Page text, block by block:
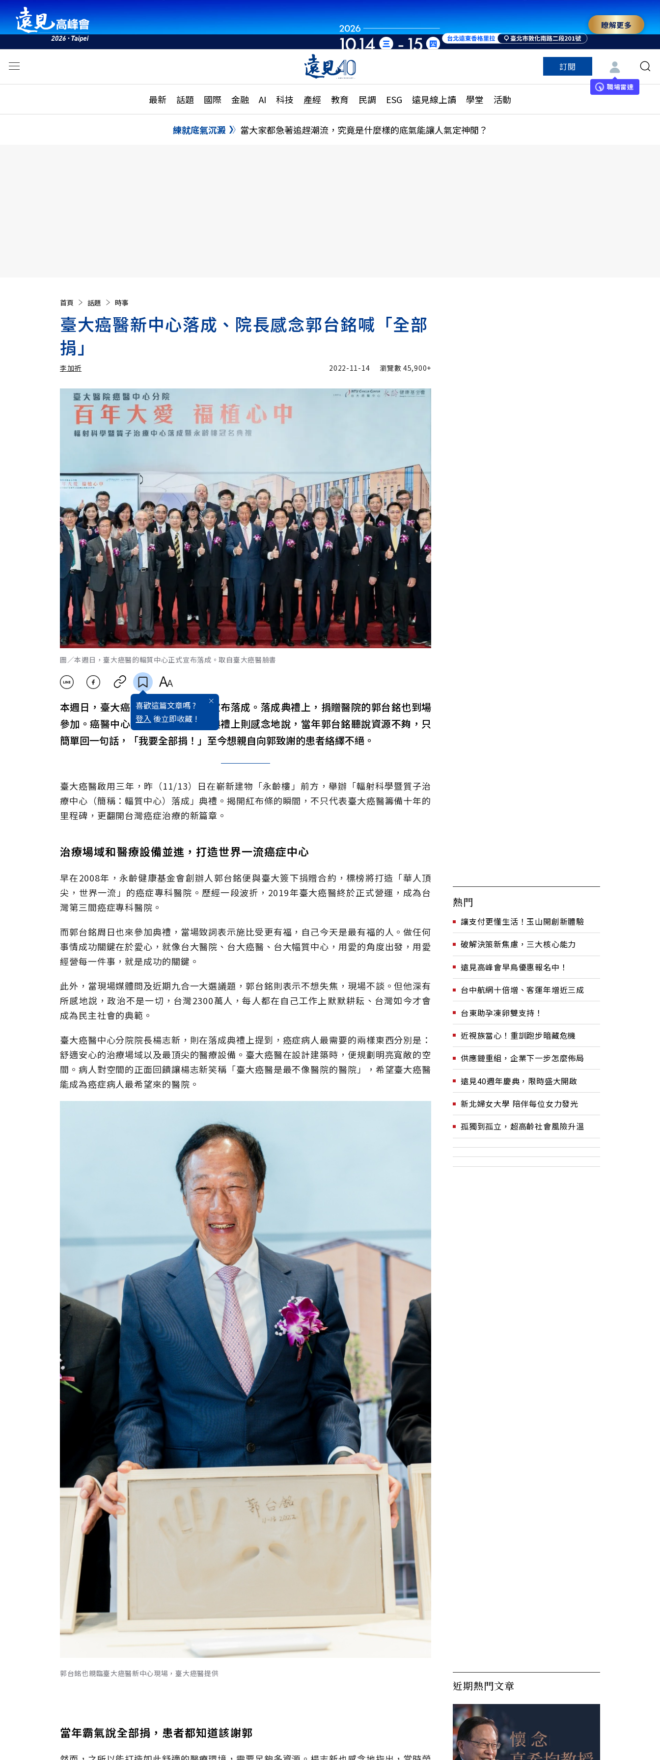
世界重組・洞見未來 與世界領袖同行
瞭解更多
訂閱
職場雷達
最新 話題 國際 金融 AI 科技 產經 教育 民調 ESG 遠見線上讀 學堂 活動
活動
話題
國際
特輯
大學升學、職涯攻略
縣市施政調查全解析
民調
更多訂閱方案
特色頻道
練就底氣沉澱 當大家都急著追趕潮流，究竟是什麼樣的底氣能讓人氣定神閒？
首頁 話題 時事
臺大癌醫新中心落成、院長感念郭台銘喊「全部
捐」
李加祈
李加祈 加入追蹤
2022-11-14 瀏覽數45,900+
圖／本週日，臺大癌醫的輻質中心正式宣布落成。取自臺大癌醫臉書
喜歡這篇文章嗎 ?
登入 後立即收藏 !
本週日，臺大癌醫的輻質中心正式宣布落成。落成典禮上，捐贈醫院的郭台銘也到場
參加。癌醫中心分院院長楊志新在典禮上則感念地說，當年郭台銘聽說資源不夠，只
簡單回一句話，「我要全部捐！」至今想親自向郭致謝的患者絡繹不絕。
臺大癌醫啟用三年，昨（11/13）日在嶄新建物「永齡樓」前方，舉辦「輻射科學暨質子治
療中心（簡稱：輻質中心）落成」典禮。揭開紅布條的瞬間，不只代表臺大癌醫籌備十年的
里程碑，更翻開台灣癌症治療的新篇章。
治療場域和醫療設備並進，打造世界一流癌症中心
早在2008年，永齡健康基金會創辦人郭台銘便與臺大簽下捐贈合約，標榜將打造「華人頂
尖，世界一流」的癌症專科醫院。歷經一段波折，2019年臺大癌醫終於正式營運，成為台
灣第三間癌症專科醫院。
而郭台銘周日也來參加典禮，當場致詞表示施比受更有福，自己今天是最有福的人。做任何
事情成功關鍵在於愛心，就像台大醫院、台大癌醫、台大幅質中心，用愛的角度出發，用愛
經營每一件事，就是成功的關鍵。
此外，當現場媒體問及近期九合一大選議題，郭台銘則表示不想失焦，現場不談。但他深有
所感地說，政治不是一切，台灣2300萬人，每人都在自己工作上默默耕耘、台灣如今才會
成為民主社會的典範。
臺大癌醫中心分院院長楊志新，則在落成典禮上提到，癌症病人最需要的兩樣東西分別是：
舒適安心的治療場域以及最頂尖的醫療設備。臺大癌醫在設計建築時，便規劃明亮寬敞的空
間。病人對空間的正面回饋讓楊志新笑稱「臺大癌醫是最不像醫院的醫院」，希望臺大癌醫
能成為癌症病人最希望來的醫院。
郭台銘也親臨臺大癌醫新中心現場，臺大癌醫提供
當年霸氣說全部捐，患者都知道該謝郭
熱門
讓支付更懂生活！玉山開創新體驗
破解決策新焦慮，三大核心能力
遠見高峰會早鳥優惠報名中！
台中航網十倍增、客運年增近三成
台東助孕凍卵雙支持！
近視族當心！重訓跑步暗藏危機
供應鏈重組，企業下一步怎麼佈局
遠見40週年慶典，限時盛大開啟
新北婦女大學 陪伴每位女力發光
孤獨到孤立，超高齡社會風險升溫
近期熱門文章